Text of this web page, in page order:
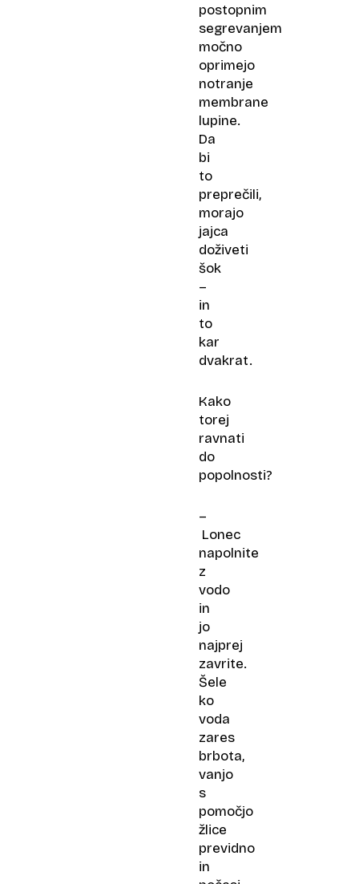
postopnim
segrevanjem
močno
oprimejo
notranje
membrane
lupine.
Da
bi
to
preprečili,
morajo
jajca
doživeti
šok
–
in
to
kar
dvakrat.
Kako
torej
ravnati
do
popolnosti?
–
Lonec
napolnite
z
vodo
in
jo
najprej
zavrite.
Šele
ko
voda
zares
brbota,
vanjo
s
pomočjo
žlice
previdno
in